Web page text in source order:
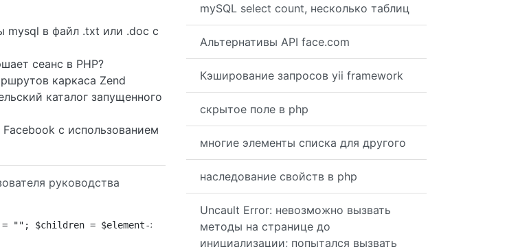
mySQL select count, несколько таблиц
Альтернативы API face.com
Кэширование запросов yii framework
скрытое поле в php
многие элементы списка для другого
наследование свойств в php
Uncault Error: невозможно вызвать
методы на странице до
инициализации; попытался вызвать
mysql в файл .txt или .doc с
сеанс в PHP?
каркаса Zend
каталог запущенного
с использованием
руководства
= ""; $children = $element->childNodes; foreach ($children as $child) { $innerHTML .=